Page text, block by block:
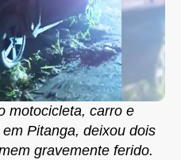
motocicleta, carro e
Pitanga, deixou dois
gravemente ferido.